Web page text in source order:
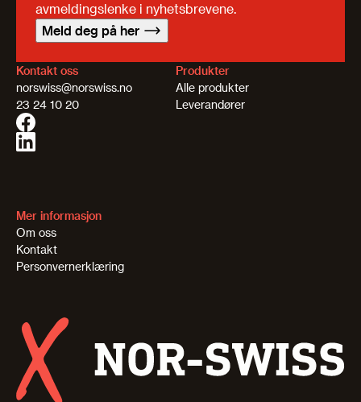
avmeldingslenke i nyhetsbrevene.
Meld deg på her
Kontakt oss
norswiss@norswiss.no
23 24 10 20
Produkter
Alle produkter
Leverandører
Mer informasjon
Om oss
Kontakt
Personvernerklæring